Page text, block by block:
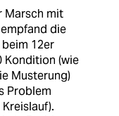
Marsch mit
die
12er
Kondition (wie
Musterung)
Problem